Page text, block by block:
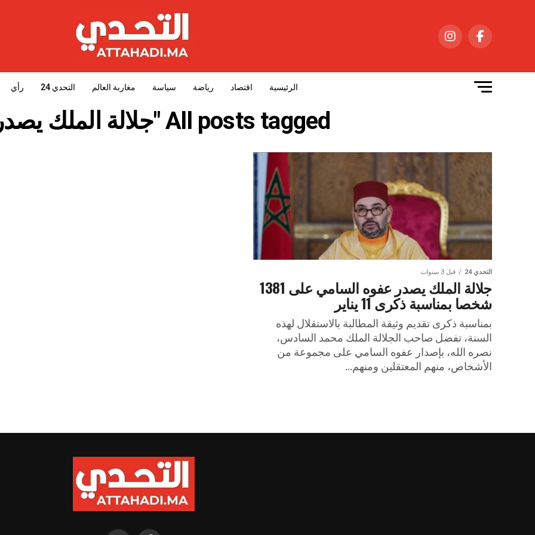
الرئيسية اقتصاد رياضة سياسة مغاربة العالم التحدي 24 رأي
All posts tagged "جلالة الملك يصدر عفوا"
التحدي 24 قبل 3 سنوات
جلالة الملك يصدر عفوه السامي على 1381
شخصا بمناسبة ذكرى 11 يناير
بمناسبة ذكرى تقديم وثيقة المطالبة بالاستقلال لهذه
السنة، تفضل صاحب الجلالة الملك محمد السادس،
نصره الله، بإصدار عفوه السامي على مجموعة من
الأشخاص، منهم المعتقلين ومنهم...